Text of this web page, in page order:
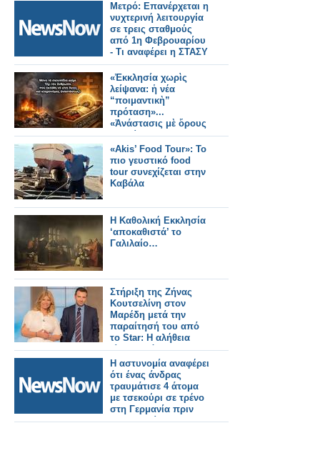
Μετρό: Επανέρχεται η
νυχτερινή λειτουργία
σε τρεις σταθμούς
από 1η Φεβρουαρίου
- Τι αναφέρει η ΣΤΑΣΥ
«Ἐκκλησία χωρὶς
λείψανα: ἡ νέα
“ποιμαντικὴ”
πρόταση»...
«Ἀνάστασις μὲ ὅρους
διαχείρισης»...
«Akis’ Food Tour»: Το
πιο γευστικό food
tour συνεχίζεται στην
Καβάλα
Η Καθολική Εκκλησία
‘αποκαθιστά’ το
Γαλιλαίο…
Στήριξη της Ζήνας
Κουτσελίνη στον
Μαρέδη μετά την
παραίτησή του από
το Star: Η αλήθεια
είναι μονόδρομος – Τι
αναφέρει στην
επιστολή του;
Η αστυνομία αναφέρει
ότι ένας άνδρας
τραυμάτισε 4 άτομα
με τσεκούρι σε τρένο
στη Γερμανία πριν
συλληφθεί.